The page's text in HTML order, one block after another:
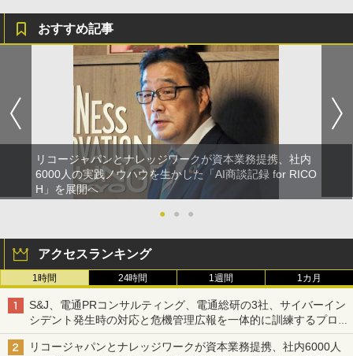
おすすめ記事
リコージャパンとナレッジワークが資本業務提携、社内
6000人の実践ノウハウを生かした「AI商談記録 for RICO
H」を展開へ
●
● ●
アクセスランキング
1時間 24時間 1週間 1カ月
S&J、電通PRコンサルティング、電通総研の3社、サイバーイン
シデント発生時の対応と危機管理広報を一体的に訓練するプログ
ラムを提供
リコージャパンとナレッジワークが資本業務提携、社内6000人